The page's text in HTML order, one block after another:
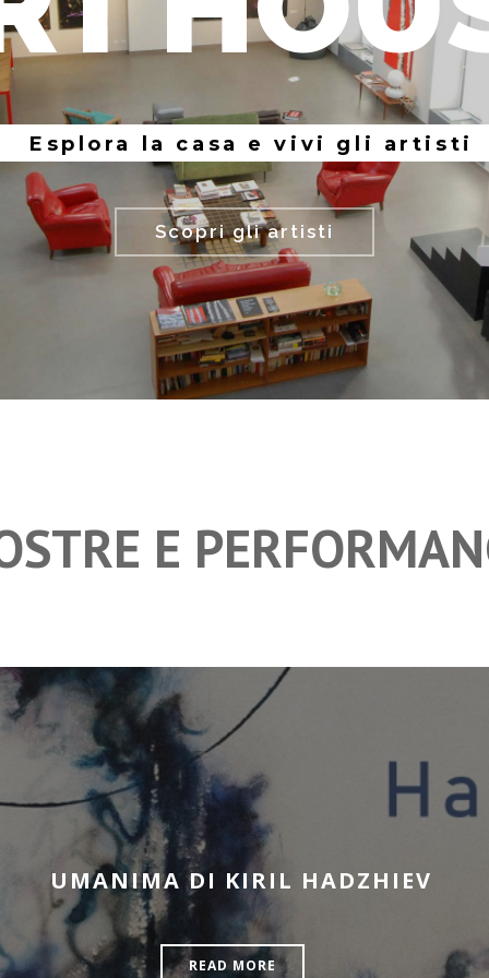
Esplora la casa e vivi gli artisti
Scopri gli artisti
E
UMANIMA DI KIRIL HADZHIEV
READ MORE